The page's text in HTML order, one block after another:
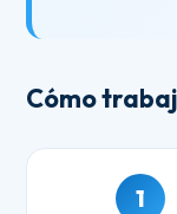
Cómo
1